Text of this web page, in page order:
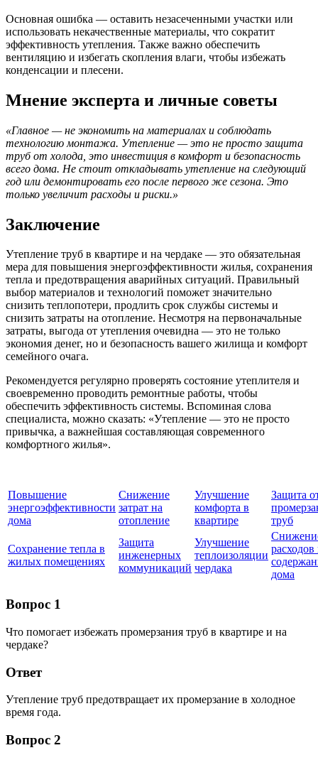
Основная ошибка — оставить незасеченными участки или
использовать некачественные материалы, что сократит
эффективность утепления. Также важно обеспечить
вентиляцию и избегать скопления влаги, чтобы избежать
конденсации и плесени.
Мнение эксперта и личные советы
«Главное — не экономить на материалах и соблюдать
технологию монтажа. Утепление — это не просто защита
труб от холода, это инвестиция в комфорт и безопасность
всего дома. Не стоит откладывать утепление на следующий
год или демонтировать его после первого же сезона. Это
только увеличит расходы и риски.»
Заключение
Утепление труб в квартире и на чердаке — это обязательная
мера для повышения энергоэффективности жилья, сохранения
тепла и предотвращения аварийных ситуаций. Правильный
выбор материалов и технологий поможет значительно
снизить теплопотери, продлить срок службы системы и
снизить затраты на отопление. Несмотря на первоначальные
затраты, выгода от утепления очевидна — это не только
экономия денег, но и безопасность вашего жилища и комфорт
семейного очага.
Рекомендуется регулярно проверять состояние утеплителя и
своевременно проводить ремонтные работы, чтобы
обеспечить эффективность системы. Вспоминая слова
специалиста, можно сказать: «Утепление — это не просто
привычка, а важнейшая составляющая современного
комфортного жилья».
Повышение
энергоэффективности
дома
Снижение
затрат на
отопление
Улучшение
комфорта в
квартире
Защита
труб
Сохранение тепла в
жилых помещениях
Защита
инженерных
коммуникаций
Улучшение
теплоизоляции
чердака
расходов
дома
Вопрос 1
Что помогает избежать промерзания труб в квартире и на
чердаке?
Ответ
Утепление труб предотвращает их промерзание в холодное
время года.
Вопрос 2